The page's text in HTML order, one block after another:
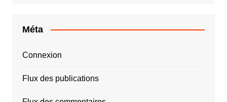
Méta
Connexion
Flux des publications